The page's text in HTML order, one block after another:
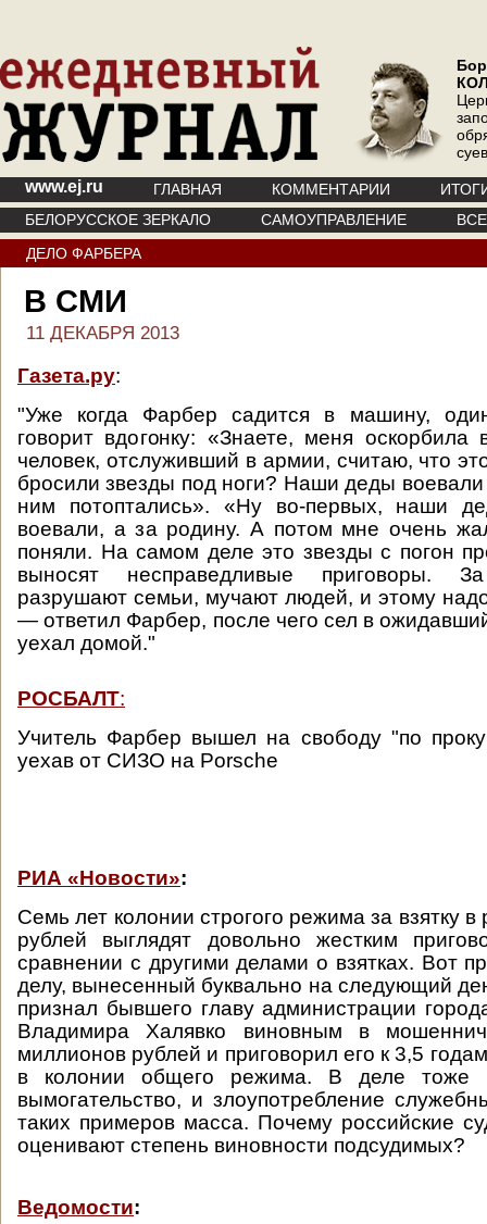
www.ej.ru ГЛАВНАЯ КОММЕНТАРИИ
БЕЛОРУССКОЕ ЗЕРКАЛО
САМОУПРАВЛЕНИЕ
ДЕЛО ФАРБЕРА
В СМИ
11 ДЕКАБРЯ 2013
Газета.ру:
"Уже когда Фарбер садится в машину,
говорит вдогонку: «Знаете, меня
человек, отслуживший в армии, считаю, что
бросили звезды под ноги? Наши деды
ним потоптались». «Ну во-первых, наши
воевали, а за родину. А потом мне очень
поняли. На самом деле это звезды с погон
выносят несправедливые приговоры.
разрушают семьи, мучают людей, и этому
— ответил Фарбер, после чего сел в
уехал домой."
РОСБАЛТ:
Учитель Фарбер вышел на свободу "по
уехав от СИЗО на Porsche
РИА «Новости»:
Семь лет колонии строгого режима за взятку
рублей выглядят довольно жестким
сравнении с другими делами о взятках. Вот
делу, вынесенный буквально на следующий
признал бывшего главу администрации
Владимира Халявко виновным в
миллионов рублей и приговорил его к 3,5
в колонии общего режима. В деле тоже
вымогательство, и злоупотребление
таких примеров масса. Почему российские
оценивают степень виновности подсудимых?
Ведомости: